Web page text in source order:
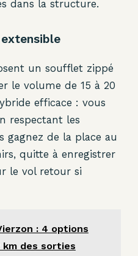
dans la structure.
extensible
un soufflet zippé
le volume de 15 à 20
efficace : vous
respectant les
gagnez de la place au
quitte à enregistrer
le vol retour si
: 4 options
des sorties